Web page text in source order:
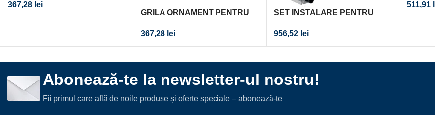
CANAL DUS L=800 MM
367,28 lei
GRILA ORNAMENT PENTRU
CERAMICE, PENTRU CANAL
DUS L=800 MM
367,28 lei
SET INSTALARE PENTRU
20CM 0.8 L/S CAL. I
956,52 lei
511,91
Abonează-te la newsletter-ul nostru!
Fii primul care află de noile produse și oferte speciale – abonează-te